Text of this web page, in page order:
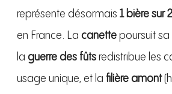
représente désormais 1 bière sur
en France. La canettepoursuit sa
la guerre des fûtsredistribue les
usage unique, et la filière amont